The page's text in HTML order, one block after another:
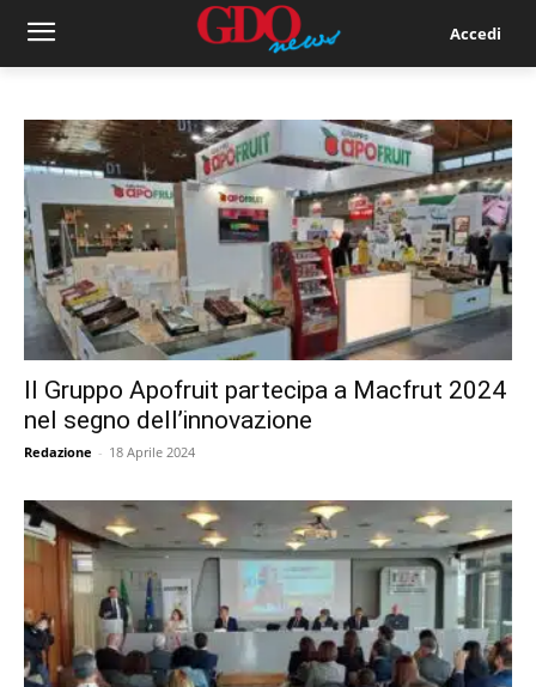
Accedi
Il Gruppo Apofruit partecipa a Macfrut 2024
nel segno dell’innovazione
Redazione - 18 Aprile 2024